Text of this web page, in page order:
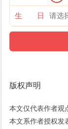
生 日
版权声明
本文仅代表作者观
本文系作者授权发